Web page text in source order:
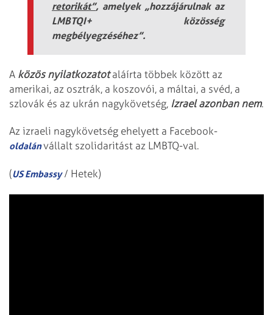
retorikát”, amelyek „hozzájárulnak az
LMBTQI+ közösség
megbélyegzéséhez”.
A közös nyilatkozatotaláírta többek között az
amerikai, az osztrák, a koszovói, a máltai, a svéd, a
szlovák és az ukrán nagykövetség, Izrael azonban nem.
Az izraeli nagykövetség ehelyett a Facebook-
oldalánvállalt szolidaritást az LMBTQ-val.
(US Embassy/ Hetek)